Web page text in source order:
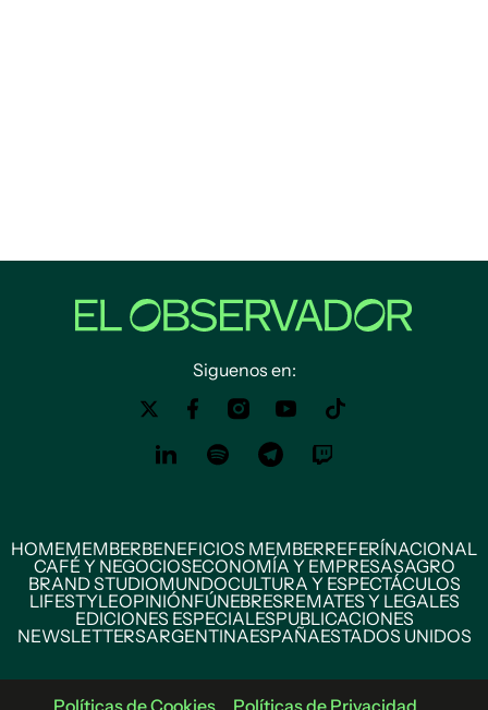
Siguenos en:
HOMEMEMBERBENEFICIOS MEMBERREFERÍNACIONAL
CAFÉ Y NEGOCIOSECONOMÍA Y EMPRESASAGRO
BRAND STUDIOMUNDOCULTURA Y ESPECTÁCULOS
LIFESTYLEOPINIÓNFÚNEBRESREMATES Y LEGALES
EDICIONES ESPECIALESPUBLICACIONES
NEWSLETTERSARGENTINAESPAÑAESTADOS UNIDOS
Políticas de Cookies Políticas de Privacidad